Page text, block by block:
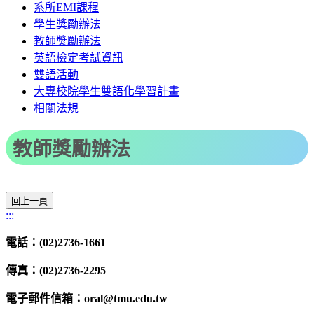
系所EMI課程
學生獎勵辦法
教師獎勵辦法
英語檢定考試資訊
雙語活動
大專校院學生雙語化學習計畫
相關法規
教師獎勵辦法
:::
電話：(02)2736-1661
傳真：(02)2736-2295
電子郵件信箱：oral@tmu.edu.tw